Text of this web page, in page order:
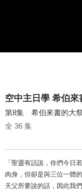
空中主日學 希伯來
第8集 希伯來書的大
全 36 集
「聖靈有話說，你們今日
肉身，但卻是與三位一體
天父所要說的話，因此我